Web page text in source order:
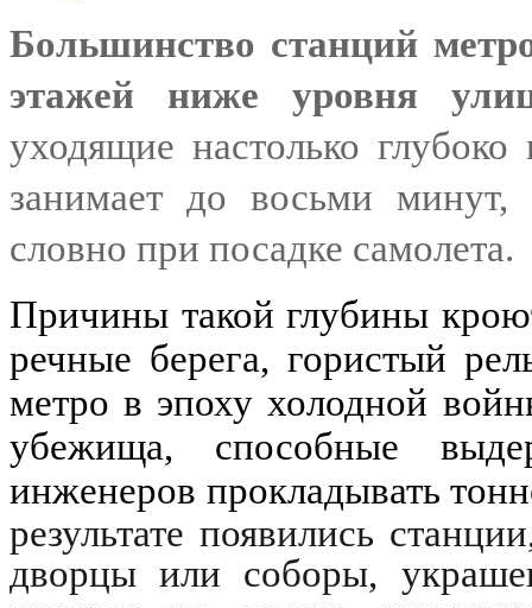
Большинство станций
этажей ниже уровня
уходящие настолько
занимает до восьми
словно при посадке самолета.
Причины такой глубины
речные берега, гористый
метро в эпоху холодной
убежища, способные
инженеров прокладывать
результате появились
дворцы или соборы,